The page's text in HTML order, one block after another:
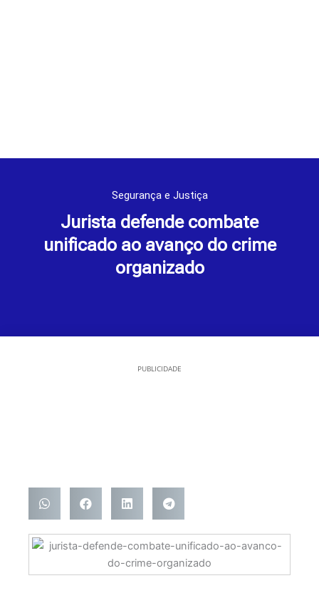
Segurança e Justiça
Jurista defende combate
unificado ao avanço do crime
organizado
PUBLICIDADE